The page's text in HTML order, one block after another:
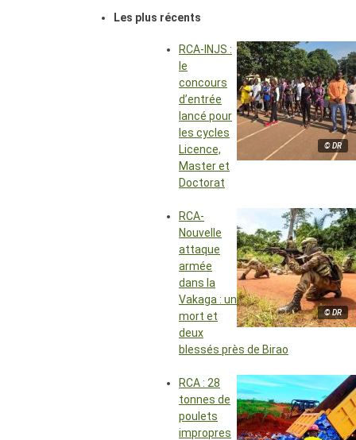
Les plus récents
© DR
RCA-INJS :
le
concours
d’entrée
lancé pour
les cycles
Licence,
Master et
Doctorat
© DR
RCA-
Nouvelle
attaque
armée
dans la
Vakaga : un
mort et
deux
blessés près de Birao
RCA : 28
tonnes de
poulets
impropres